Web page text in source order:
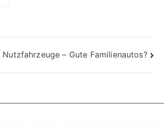
Nutzfahrzeuge – Gute Familienautos?